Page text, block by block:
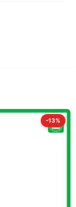
-13%